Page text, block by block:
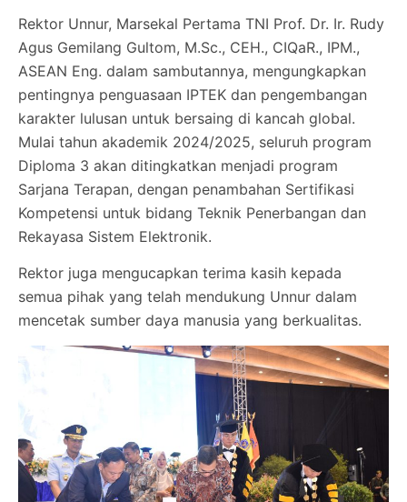
Rektor Unnur, Marsekal Pertama TNI Prof. Dr. Ir. Rudy
Agus Gemilang Gultom, M.Sc., CEH., CIQaR., IPM.,
ASEAN Eng. dalam sambutannya, mengungkapkan
pentingnya penguasaan IPTEK dan pengembangan
karakter lulusan untuk bersaing di kancah global.
Mulai tahun akademik 2024/2025, seluruh program
Diploma 3 akan ditingkatkan menjadi program
Sarjana Terapan, dengan penambahan Sertifikasi
Kompetensi untuk bidang Teknik Penerbangan dan
Rekayasa Sistem Elektronik.
Rektor juga mengucapkan terima kasih kepada
semua pihak yang telah mendukung Unnur dalam
mencetak sumber daya manusia yang berkualitas.